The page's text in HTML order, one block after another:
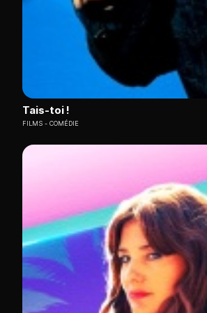
Tais-toi !
FILMS COMÉDIE